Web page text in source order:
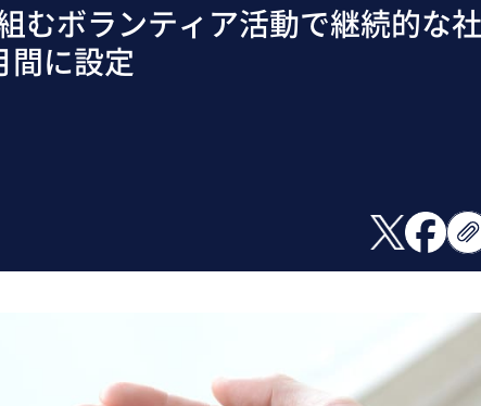
むボランティア活動で継続的な社
に設定